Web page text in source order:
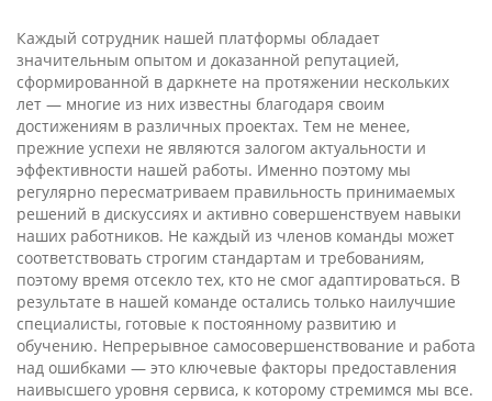
Каждый сотрудник нашей платформы обладает
значительным опытом и доказанной репутацией,
сформированной в даркнете на протяжении нескольких
лет — многие из них известны благодаря своим
достижениям в различных проектах. Тем не менее,
прежние успехи не являются залогом актуальности и
эффективности нашей работы. Именно поэтому мы
регулярно пересматриваем правильность принимаемых
решений в дискуссиях и активно совершенствуем навыки
наших работников. Не каждый из членов команды может
соответствовать строгим стандартам и требованиям,
поэтому время отсекло тех, кто не смог адаптироваться. В
результате в нашей команде остались только наилучшие
специалисты, готовые к постоянному развитию и
обучению. Непрерывное самосовершенствование и работа
над ошибками — это ключевые факторы предоставления
наивысшего уровня сервиса, к которому стремимся мы все.